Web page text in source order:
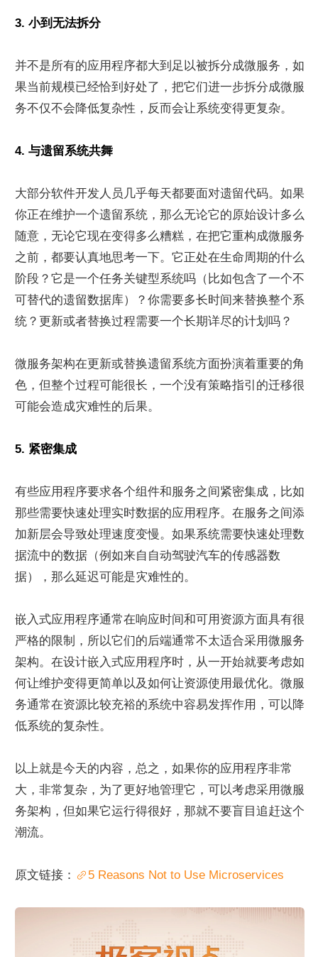
3. 小到无法拆分
并不是所有的应用程序都大到足以被拆分成微服务，如
果当前规模已经恰到好处了，把它们进一步拆分成微服
务不仅不会降低复杂性，反而会让系统变得更复杂。
4. 与遗留系统共舞
大部分软件开发人员几乎每天都要面对遗留代码。如果
你正在维护一个遗留系统，那么无论它的原始设计多么
随意，无论它现在变得多么糟糕，在把它重构成微服务
之前，都要认真地思考一下。它正处在生命周期的什么
阶段？它是一个任务关键型系统吗（比如包含了一个不
可替代的遗留数据库）？你需要多长时间来替换整个系
统？更新或者替换过程需要一个长期详尽的计划吗？
微服务架构在更新或替换遗留系统方面扮演着重要的角
色，但整个过程可能很长，一个没有策略指引的迁移很
可能会造成灾难性的后果。
5. 紧密集成
有些应用程序要求各个组件和服务之间紧密集成，比如
那些需要快速处理实时数据的应用程序。在服务之间添
加新层会导致处理速度变慢。如果系统需要快速处理数
据流中的数据（例如来自自动驾驶汽车的传感器数
据），那么延迟可能是灾难性的。
嵌入式应用程序通常在响应时间和可用资源方面具有很
严格的限制，所以它们的后端通常不太适合采用微服务
架构。在设计嵌入式应用程序时，从一开始就要考虑如
何让维护变得更简单以及如何让资源使用最优化。微服
务通常在资源比较充裕的系统中容易发挥作用，可以降
低系统的复杂性。
以上就是今天的内容，总之，如果你的应用程序非常
大，非常复杂，为了更好地管理它，可以考虑采用微服
务架构，但如果它运行得很好，那就不要盲目追赶这个
潮流。
原文链接： 5 Reasons Not to Use Microservices